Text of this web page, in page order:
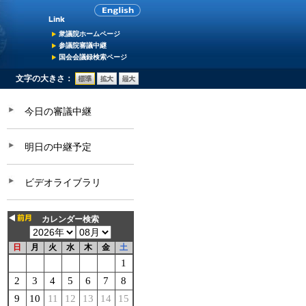
衆議院ホームページ
参議院審議中継
国会会議録検索ページ
文字の大きさ：
今日の審議中継
明日の中継予定
ビデオライブラリ
カレンダー検索
日 月 火 水 木 金 土
1
2
3 4 5 6 7
8
9
10 11 12 13 14
15